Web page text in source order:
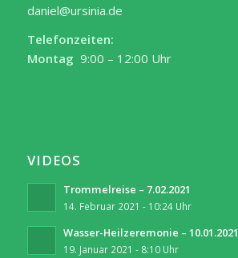
daniel@ursinia.de
Telefonzeiten:
Montag 9:00 – 12:00 Uhr
VIDEOS
Trommelreise – 7.02.2021
14. Februar 2021 - 10:24 Uhr
Wasser-Heilzeremonie – 10.01.2021
19. Januar 2021 - 8:10 Uhr